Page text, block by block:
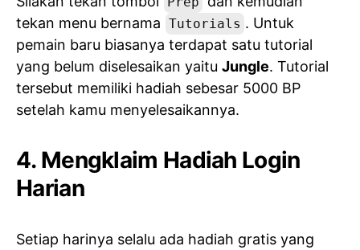
tekan menu bernama Tutorials . Untuk
pemain baru biasanya terdapat satu tutorial
yang belum diselesaikan yaitu Jungle. Tutorial
tersebut memiliki hadiah sebesar 5000 BP
setelah kamu menyelesaikannya.
4. Mengklaim Hadiah Login
Harian
Setiap harinya selalu ada hadiah gratis yang